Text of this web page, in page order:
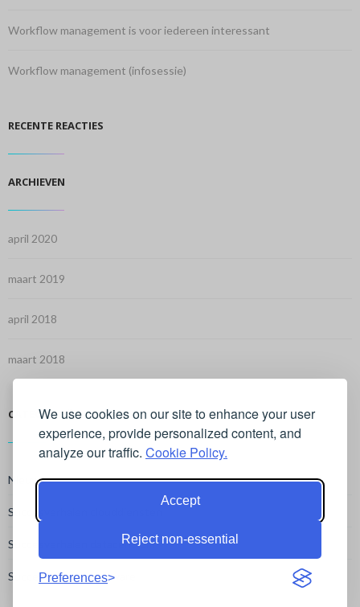
We use cookies on our site to enhance your user
experience, provide personalized content, and
analyze our traffic. Cookie Policy.
Accept
Reject non-essential
Preferences
Workflow management is voor iedereen interessant
Workflow management (infosessie)
RECENTE REACTIES
ARCHIEVEN
april 2020
maart 2019
april 2018
maart 2018
CATEGORIEËN
Nieuws
Succesverhalen clouddiensten
Succesverhalen datacentrum
Succesverhalen software